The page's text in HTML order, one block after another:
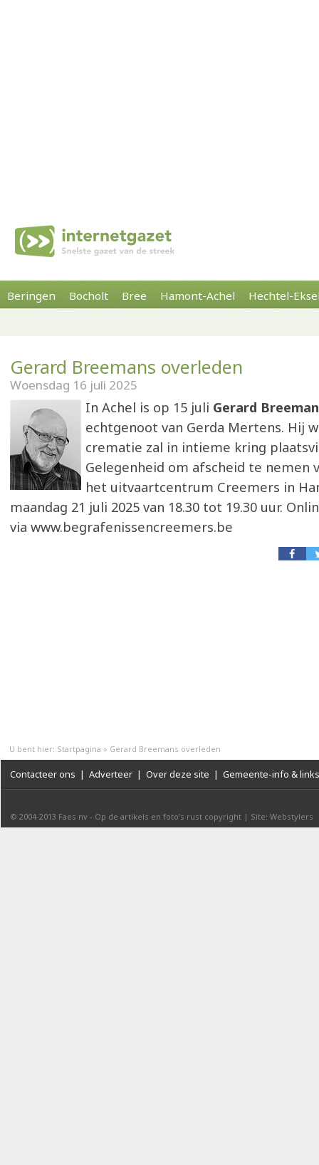
Beringen Bocholt Bree Hamont-Achel Hechtel-
Gerard Breemans overleden
Woensdag 16 juli 2025
In Achel is op 15 juli Gerard
echtgenoot van Gerda Mertens. Hij
crematie zal in intieme kring
Gelegenheid om afscheid te nemen
het uitvaartcentrum Creemers in
maandag 21 juli 2025 van 18.30 tot 19.30 uur.
via www.begrafenissencreemers.be
U bent hier: Startpagina » Gerard Breemans overleden
Contacteer ons | Adverteer | Over deze site | Gemeente-info & links
© 2004-2013 Faes nv - Op de artikels en foto’s rust copyright | Site: Webstylers